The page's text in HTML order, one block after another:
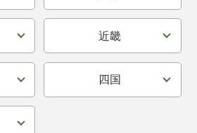
近畿
四国